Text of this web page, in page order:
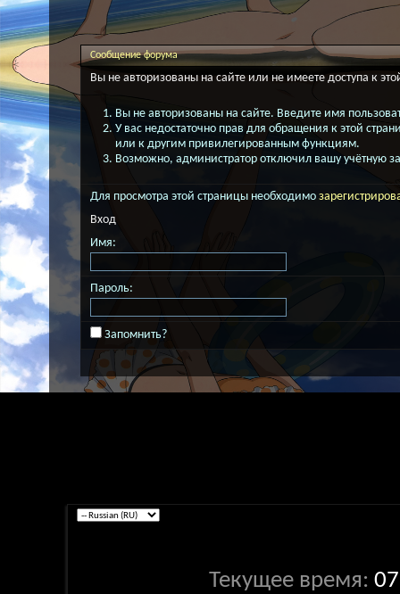
Сообщение форума
Вы не авторизованы на сайте или не имеете доступа к
Вы не авторизованы на сайте. Введите имя
У вас недостаточно прав для обращения к этой
или к другим привилегированным функциям.
Возможно, администратор отключил вашу учётную
Для просмотра этой страницы необходимо
Вход
Имя:
Пароль:
Запомнить?
Текущее время: